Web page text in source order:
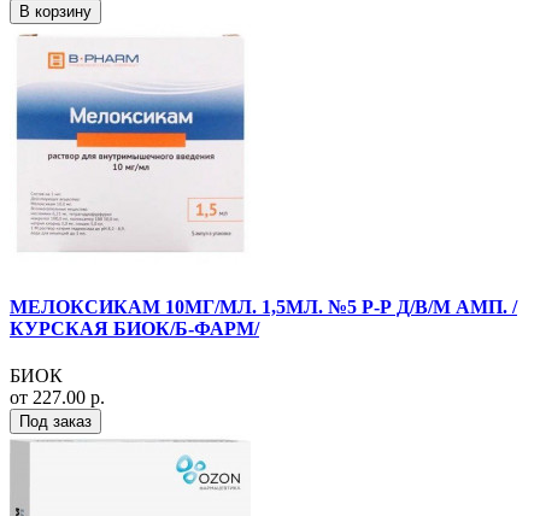
В корзину
МЕЛОКСИКАМ 10МГ/МЛ. 1,5МЛ. №5 Р-Р Д/В/М АМП. /
КУРСКАЯ БИОК/Б-ФАРМ/
БИОК
от 227.00 р.
Под заказ